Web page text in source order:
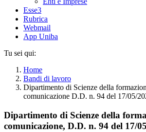
Esse3
Rubrica
Webmail
App Uniba
Tu sei qui:
Home
Bandi di lavoro
Dipartimento di Scienze della
comunicazione D.D. n. 94 del 17/05/
Dipartimento di Scienze della
comunicazione, D.D. n. 94 del 17/